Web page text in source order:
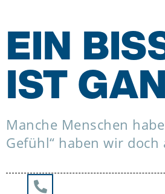
EIN
IST
Manche Menschen
Gefühl“ haben wir